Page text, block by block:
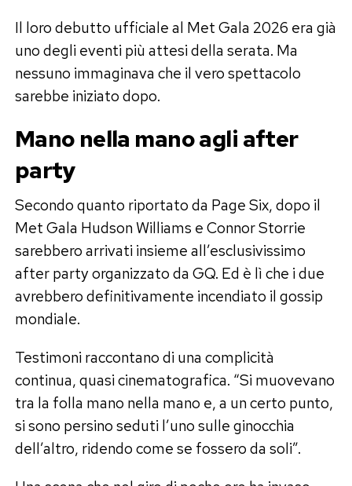
Il loro debutto ufficiale al Met Gala 2026 era già
uno degli eventi più attesi della serata. Ma
nessuno immaginava che il vero spettacolo
sarebbe iniziato dopo.
Mano nella mano agli after
party
Secondo quanto riportato da Page Six, dopo il
Met Gala Hudson Williams e Connor Storrie
sarebbero arrivati insieme all’esclusivissimo
after party organizzato da GQ. Ed è lì che i due
avrebbero definitivamente incendiato il gossip
mondiale.
Testimoni raccontano di una complicità
continua, quasi cinematografica. “Si muovevano
tra la folla mano nella mano e, a un certo punto,
si sono persino seduti l’uno sulle ginocchia
dell’altro, ridendo come se fossero da soli”.